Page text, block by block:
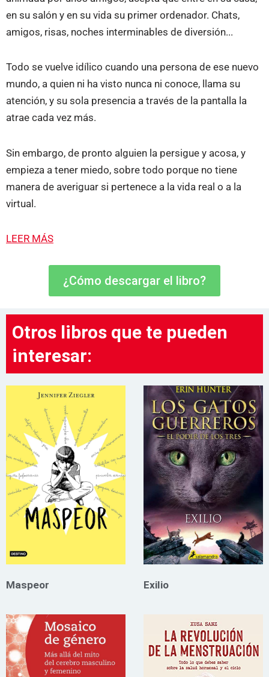
en su salón y en su vida su primer ordenador. Chats,
amigos, risas, noches interminables de diversión...
Todo se vuelve idílico cuando una persona de ese nuevo
mundo, a quien ni ha visto nunca ni conoce, llama su
atención, y su sola presencia a través de la pantalla la
atrae cada vez más.
Sin embargo, de pronto alguien la persigue y acosa, y
empieza a tener miedo, sobre todo porque no tiene
manera de averiguar si pertenece a la vida real o a la
virtual.
LEER MÁS
¿Cómo descargar el libro?
Otros libros que te pueden
interesar:
Maspeor Exilio